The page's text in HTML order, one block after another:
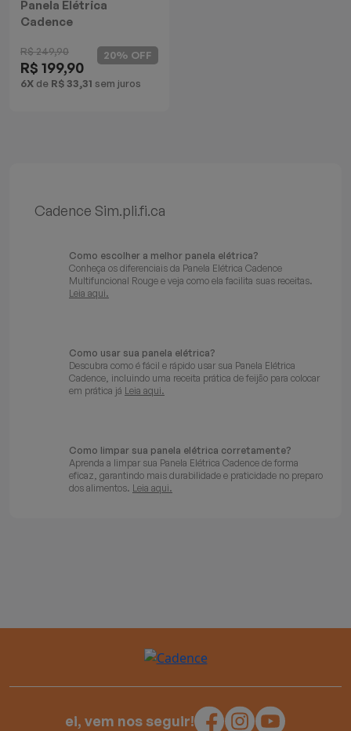
Panela Elétrica
Cadence
R$ 249,90
R$ 199,90
6X de R$ 33,31 sem juros
20% OFF
Cadence Sim.pli.fi.ca
Como escolher a melhor panela elétrica?
Conheça os diferenciais da Panela Elétrica Cadence
Multifuncional Rouge e veja como ela facilita suas receitas.
Leia aqui.
Como usar sua panela elétrica?
Descubra como é fácil e rápido usar sua Panela Elétrica
Cadence, incluindo uma receita prática de feijão para colocar
em prática já Leia aqui.
Como limpar sua panela elétrica corretamente?
Aprenda a limpar sua Panela Elétrica Cadence de forma
eficaz, garantindo mais durabilidade e praticidade no preparo
dos alimentos. Leia aqui.
ei, vem nos seguir!